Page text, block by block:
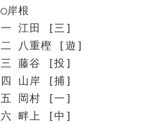
◯岸根
一 江田 [三]
二 八重樫 [遊]
三 藤谷 [投]
四 山岸 [捕]
五 岡村 [一]
六 畔上 [中]